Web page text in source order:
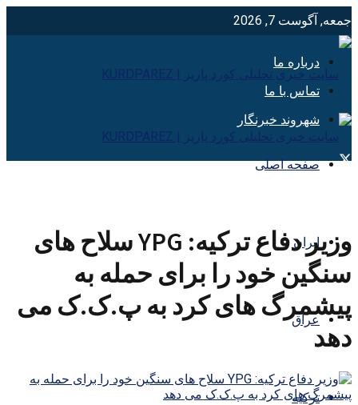
جمعه, آگوست 7, 2026
درباره ما
تماس با ما
شهروند خبرنگار
صفحه اصلی
ایران
عراق
ترکیه
وزیر دفاع ترکیه: YPG سلاح های
سنگین خود را برای حمله به
پیشمرگ های کرد به پ.ک.ک می
دهد